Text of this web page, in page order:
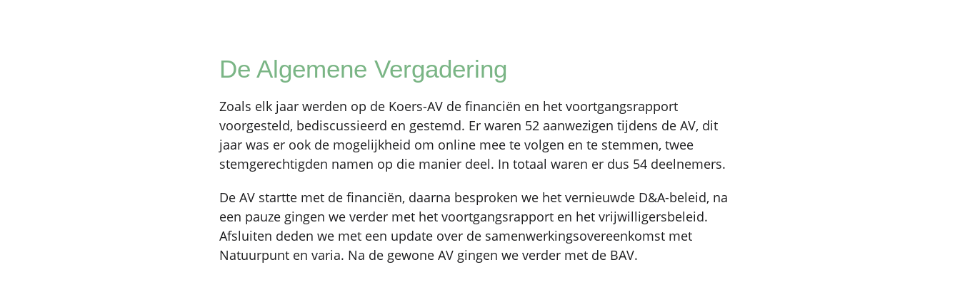
De Algemene Vergadering
Zoals elk jaar werden op de Koers-AV de financiën en het voortgangsrapport
voorgesteld, bediscussieerd en gestemd. Er waren 52 aanwezigen tijdens de AV, dit
jaar was er ook de mogelijkheid om online mee te volgen en te stemmen, twee
stemgerechtigden namen op die manier deel. In totaal waren er dus 54 deelnemers.
De AV startte met de financiën, daarna besproken we het vernieuwde D&A-beleid, na
een pauze gingen we verder met het voortgangsrapport en het vrijwilligersbeleid.
Afsluiten deden we met een update over de samenwerkingsovereenkomst met
Natuurpunt en varia. Na de gewone AV gingen we verder met de BAV.